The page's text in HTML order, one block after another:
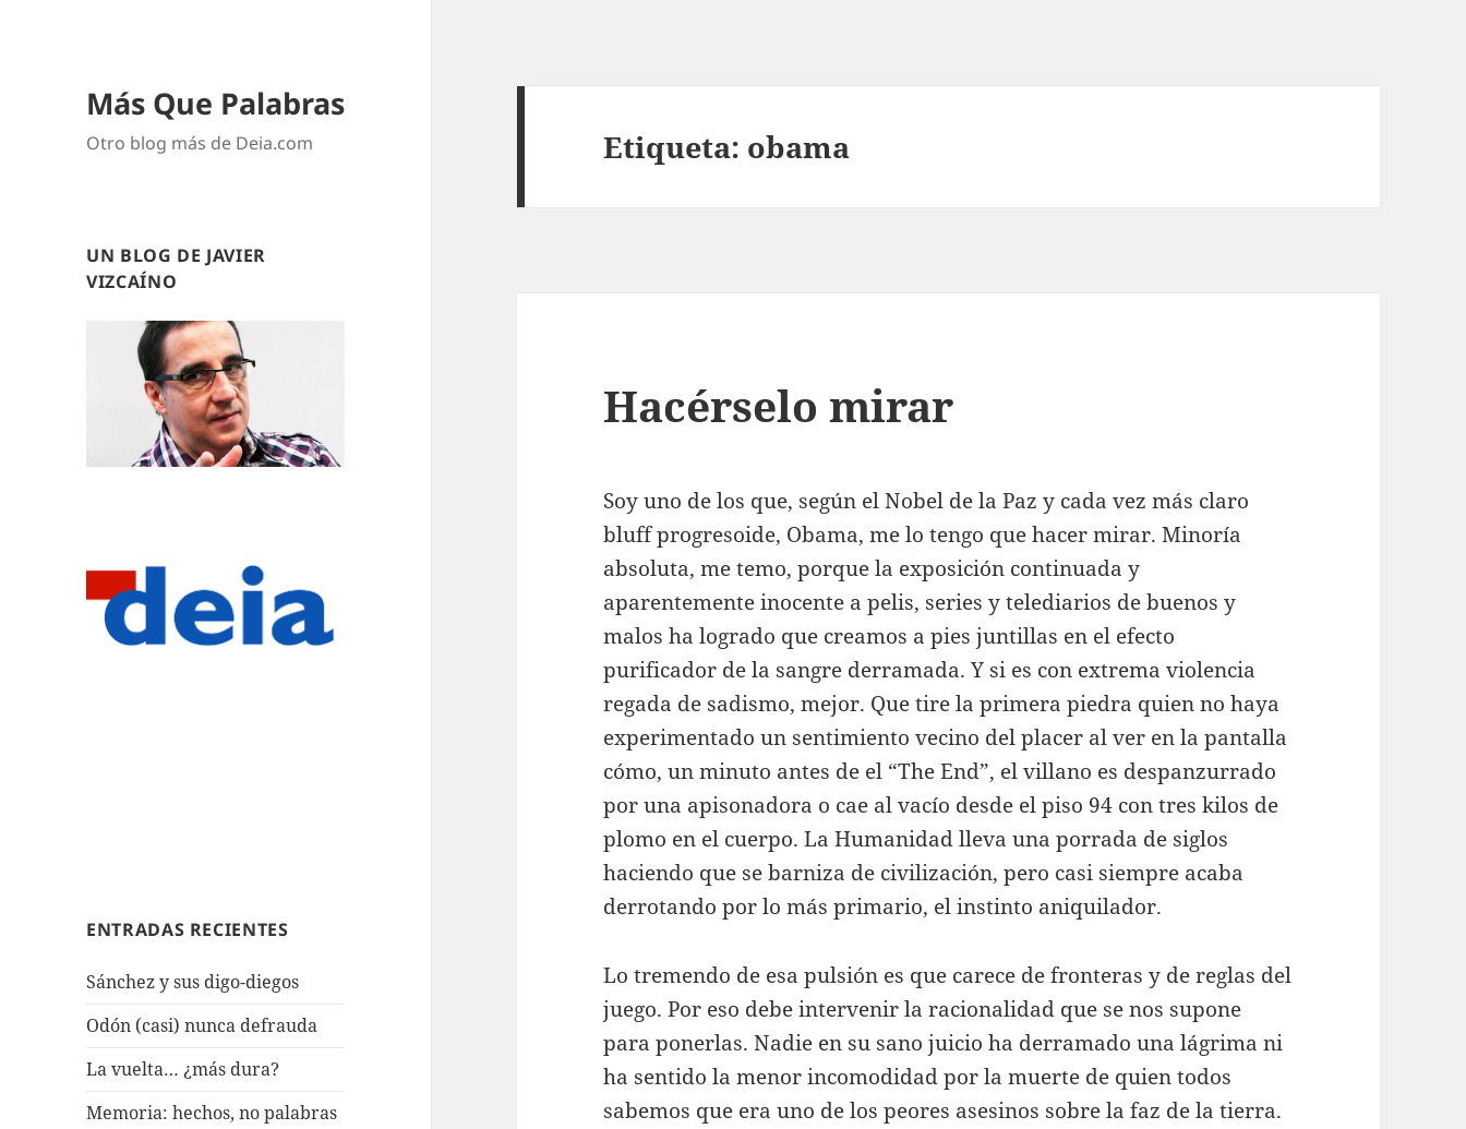
Más Que Palabras
Otro blog más de Deia.com
UN BLOG DE JAVIER
VIZCAÍNO
ENTRADAS RECIENTES
Sánchez y sus digo-diegos
Odón (casi) nunca defrauda
La vuelta… ¿más dura?
Memoria: hechos, no palabras
Etiqueta: obama
Hacérselo mirar
Soy uno de los que, según el Nobel de la Paz y cada vez más claro
bluff progresoide, Obama, me lo tengo que hacer mirar. Minoría
absoluta, me temo, porque la exposición continuada y
aparentemente inocente a pelis, series y telediarios de buenos y
malos ha logrado que creamos a pies juntillas en el efecto
purificador de la sangre derramada. Y si es con extrema violencia
regada de sadismo, mejor. Que tire la primera piedra quien no haya
experimentado un sentimiento vecino del placer al ver en la pantalla
cómo, un minuto antes de el “The End”, el villano es despanzurrado
por una apisonadora o cae al vacío desde el piso 94 con tres kilos de
plomo en el cuerpo. La Humanidad lleva una porrada de siglos
haciendo que se barniza de civilización, pero casi siempre acaba
derrotando por lo más primario, el instinto aniquilador.
Lo tremendo de esa pulsión es que carece de fronteras y de reglas del
juego. Por eso debe intervenir la racionalidad que se nos supone
para ponerlas. Nadie en su sano juicio ha derramado una lágrima ni
ha sentido la menor incomodidad por la muerte de quien todos
sabemos que era uno de los peores asesinos sobre la faz de la tierra.